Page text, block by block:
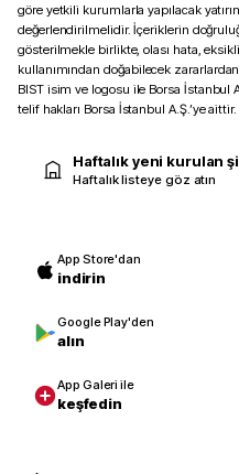
göre yetkili kurumlarla yapılacak
değerlendirilmelidir. İçeriklerin
gösterilmekle birlikte, olası hata,
kullanımından doğabilecek
BIST isim ve logosu ile Borsa İstanbul
telif hakları Borsa İstanbul A.Ş.’ye aittir.
Haftalık yeni kurulan
Haftalık listeye göz atın
App Store'dan
indirin
Google Play'den
alın
App Galeri ile
keşfedin